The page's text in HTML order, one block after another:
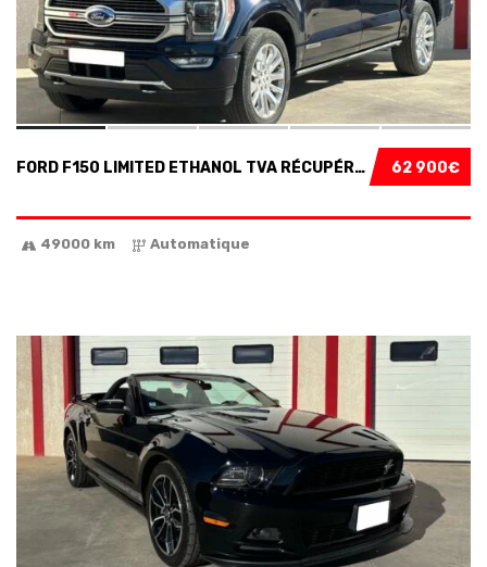
62 900€
FORD F150 LIMITED ETHANOL TVA RÉCUPÉRABLE...
49000 km Automatique